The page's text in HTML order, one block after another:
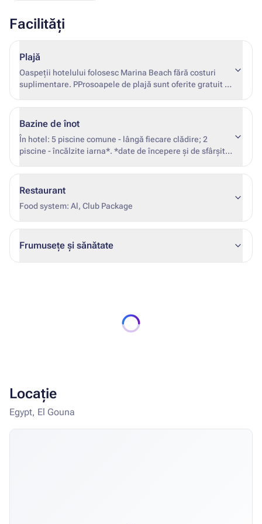
Facilități
Plajă
Oaspeții hotelului folosesc Marina Beach fără costuri
suplimentare. PProsoapele de plajă sunt oferite gratuit la
Bazine de înot
În hotel: 5 piscine comune - lângă fiecare clădire; 2
piscine - încălzite iarna*. *date de începere și de sfârșit
și de ocuparea hotelului)
Restaurant
Food system: Al, Club Package
Frumusețe și sănătate
Locație
Egypt, El Gouna